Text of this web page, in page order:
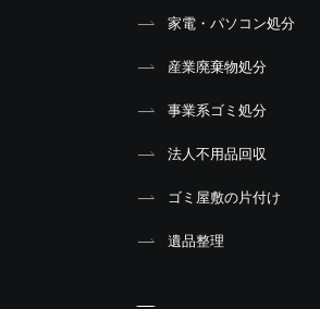
家電・パソコン処分
産業廃棄物処分
事業系ゴミ処分
法人不用品回収
ゴミ屋敷の片付け
遺品整理